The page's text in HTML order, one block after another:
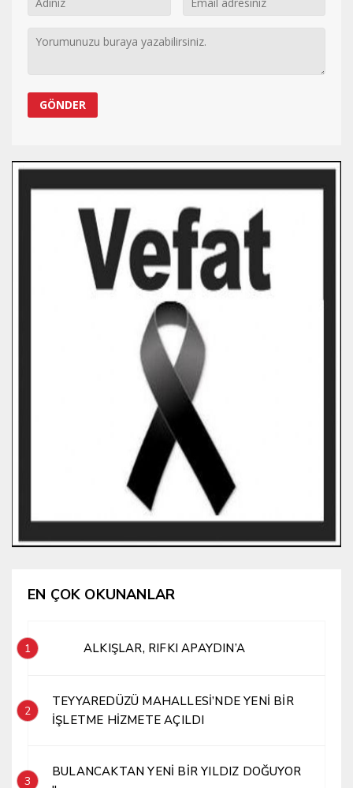
EN ÇOK OKUNANLAR
1 ALKIŞLAR, RIFKI APAYDIN’A
2
TEYYAREDÜZÜ MAHALLESİ’NDE YENİ BİR
İŞLETME HİZMETE AÇILDI
3
BULANCAKTAN YENİ BİR YILDIZ DOĞUYOR